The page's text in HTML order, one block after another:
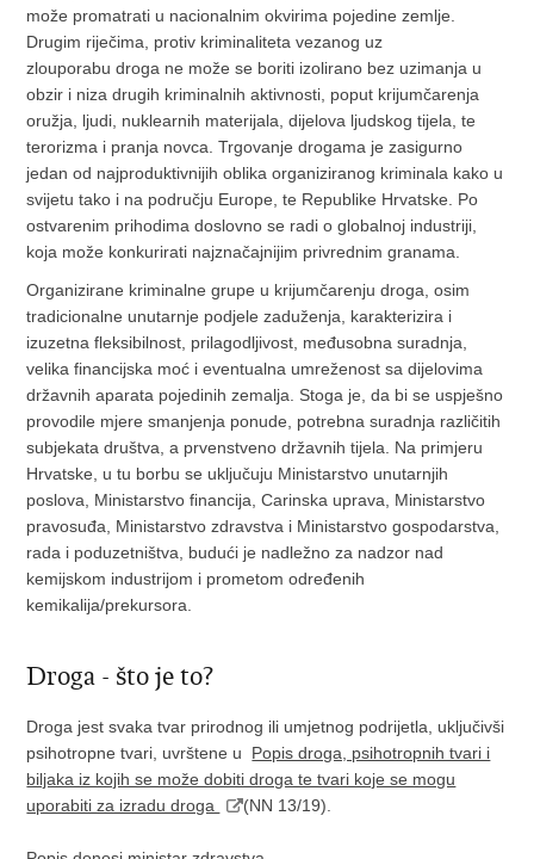
može promatrati u nacionalnim okvirima pojedine zemlje.
Drugim riječima, protiv kriminaliteta vezanog uz
zlouporabu droga ne može se boriti izolirano bez uzimanja u
obzir i niza drugih kriminalnih aktivnosti, poput krijumčarenja
oružja, ljudi, nuklearnih materijala, dijelova ljudskog tijela, te
terorizma i pranja novca. Trgovanje drogama je zasigurno
jedan od najproduktivnijih oblika organiziranog kriminala kako u
svijetu tako i na području Europe, te Republike Hrvatske. Po
ostvarenim prihodima doslovno se radi o globalnoj industriji,
koja može konkurirati najznačajnijim privrednim granama.
Organizirane kriminalne grupe u krijumčarenju droga, osim
tradicionalne unutarnje podjele zaduženja, karakterizira i
izuzetna fleksibilnost, prilagodljivost, međusobna suradnja,
velika financijska moć i eventualna umreženost sa dijelovima
državnih aparata pojedinih zemalja. Stoga je, da bi se uspješno
provodile mjere smanjenja ponude, potrebna suradnja različitih
subjekata društva, a prvenstveno državnih tijela. Na primjeru
Hrvatske, u tu borbu se uključuju Ministarstvo unutarnjih
poslova, Ministarstvo financija, Carinska uprava, Ministarstvo
pravosuđa, Ministarstvo zdravstva i Ministarstvo gospodarstva,
rada i poduzetništva, budući je nadležno za nadzor nad
kemijskom industrijom i prometom određenih
kemikalija/prekursora.
Droga - što je to?
Droga jest svaka tvar prirodnog ili umjetnog podrijetla, uključivši
psihotropne tvari, uvrštene u Popis droga, psihotropnih tvari i
biljaka iz kojih se može dobiti droga te tvari koje se mogu
uporabiti za izradu droga
(NN 13/19).